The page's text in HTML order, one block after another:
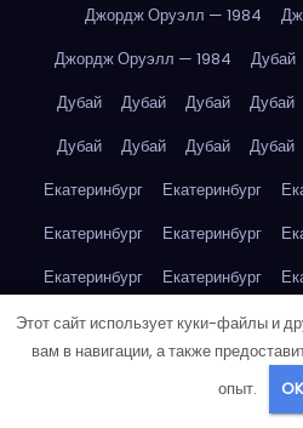
Джордж Оруэлл — 1984
Джордж Оруэлл — 1984
Дубай
Дубай
Дубай Дубай Дубай
Дубай
Дубай Дубай Дубай
Екатеринбург
Екатеринбург
Екатеринбург
Екатеринбург
Екатеринбург
Екатеринбург
Екатеринбург
Екатеринбург
Екатеринбург
Екатеринбург
Этот сайт использует куки-файлы и
вам в навигации, а также
опыт.
OK